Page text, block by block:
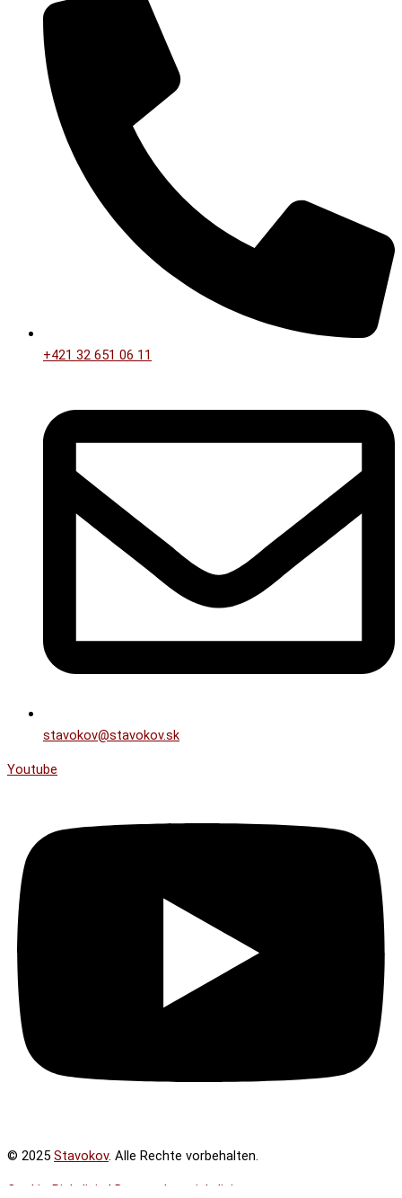
+421 32 651 06 11
stavokov@stavokov.sk
Youtube
© 2025 Stavokov. Alle Rechte vorbehalten.
Cookie-Richtlinie | Datenschutzrichtlinie